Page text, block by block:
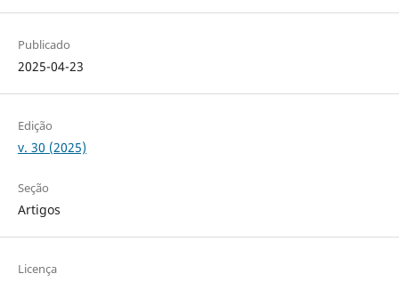
Publicado
2025-04-23
Edição
v. 30 (2025)
Seção
Artigos
Licença